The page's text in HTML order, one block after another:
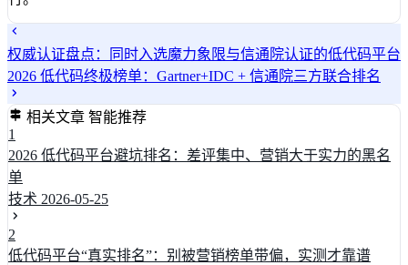
权威认证盘点：同时入选魔力象限与信通院认证的低代码平台
2026 低代码终极榜单：Gartner+IDC + 信通院三方联合排名
相关文章 智能推荐
1
2026 低代码平台避坑排名：差评集中、营销大于实力的黑名
单
技术 2026-05-25
2
低代码平台“真实排名”：别被营销榜单带偏，实测才靠谱